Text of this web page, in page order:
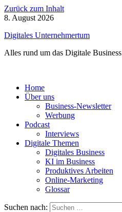
Zurück zum Inhalt
8. August 2026
Digitales Unternehmertum
Alles rund um das Digitale Business
Home
Über uns
Business-Newsletter
Werbung
Podcast
Interviews
Digitale Themen
Digitales Business
KI im Business
Produktives Arbeiten
Online-Marketing
Glossar
Suchen nach: